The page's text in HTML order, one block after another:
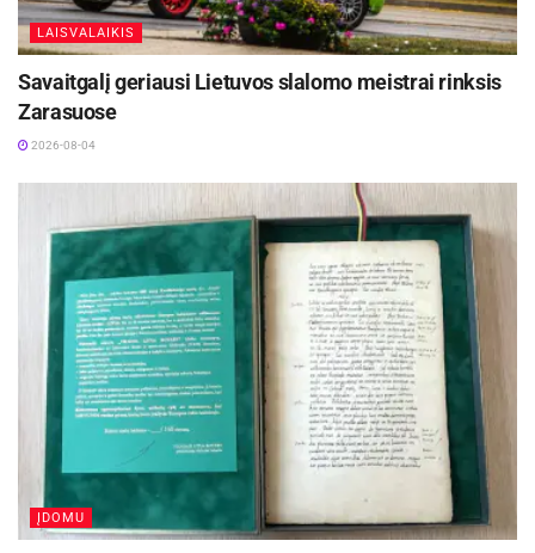
LAISVALAIKIS
Savaitgalį geriausi Lietuvos slalomo meistrai rinksis
Zarasuose
2026-08-04
ĮDOMU